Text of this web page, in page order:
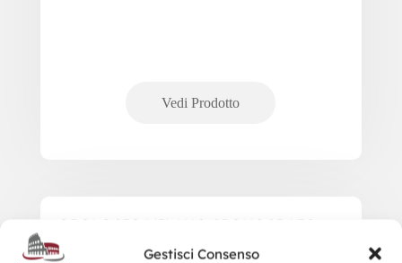
Gestisci Consenso
OROLOGIO MILANO CRONOGRAFO